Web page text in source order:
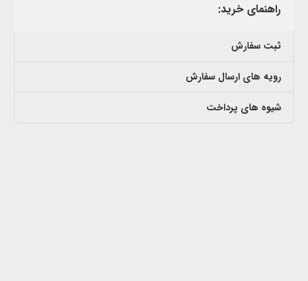
راهنمای خرید:
ثبت سفارش
رویه های ارسال سفارش
شیوه های پرداخت